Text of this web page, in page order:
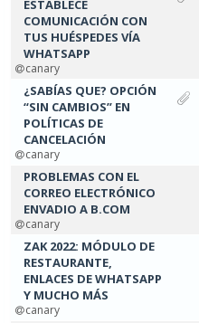
ESTABLECE
COMUNICACIÓN CON
TUS HUÉSPEDES VÍA
WHATSAPP
canary
¿SABÍAS QUE? OPCIÓN
“SIN CAMBIOS” EN
POLÍTICAS DE
CANCELACIÓN
canary
PROBLEMAS CON EL
CORREO ELECTRÓNICO
ENVADIO A B.COM
canary
ZAK 2022: MÓDULO DE
RESTAURANTE,
ENLACES DE WHATSAPP
Y MUCHO MÁS
canary